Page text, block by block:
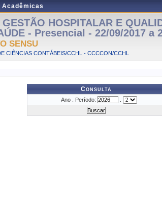
HOSPITALAR E
- Presencial - 22/09/2017 a
SENSU
CIÊNCIAS CONTÁBEIS/CCHL - CCCCON/CCHL
Consulta
Ano . Período: